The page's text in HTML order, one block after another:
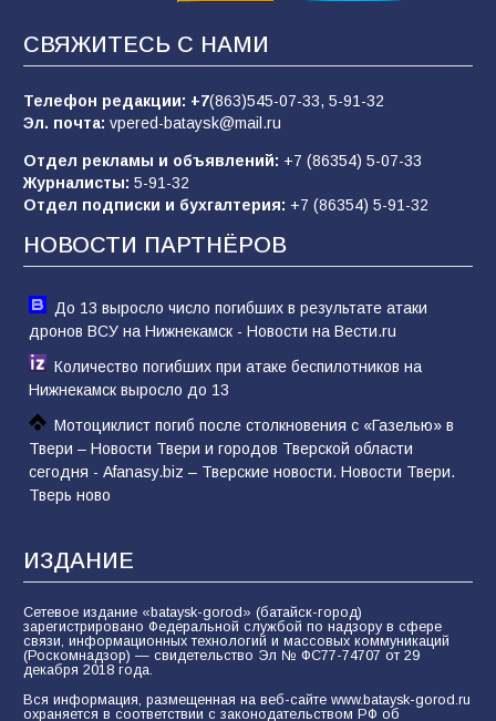
В библиотеке имени М.Ю. Лермонтова
состоялось литературно-творческое
сказку, рисуем в красках»
65 07.08.2026
СВЯЖИТЕСЬ С НАМИ
Телефон редакции: +7(863)545-07-33, 5-91-32
Эл. почта: vpered-bataysk@mail.ru
Отдел рекламы и объявлений: +7 (86354) 5-07-33
Журналисты: 5-91-32
Отдел подписки и бухгалтерия: +7 (86354) 5-91-32
НОВОСТИ ПАРТНЁРОВ
До 13 выросло число погибших в результате атаки
дронов ВСУ на Нижнекамск - Новости на Вести.ru
Количество погибших при атаке беспилотников на
Нижнекамск выросло до 13
Мотоциклист погиб после столкновения с «Газелью» в
Твери – Новости Твери и городов Тверской области
сегодня - Afanasy.biz – Тверские новости. Новости Твери.
Тверь ново
ИЗДАНИЕ
Сетевое издание «bataysk-gorod» (батайск-город)
зарегистрировано Федеральной службой по надзору в сфере
связи, информационных технологий и массовых коммуникаций
(Роскомнадзор) — свидетельство Эл № ФС77-74707 от 29
декабря 2018 года.
Вся информация, размещенная на веб-сайте www.bataysk-gorod.ru
охраняется в соответствии с законодательством РФ об